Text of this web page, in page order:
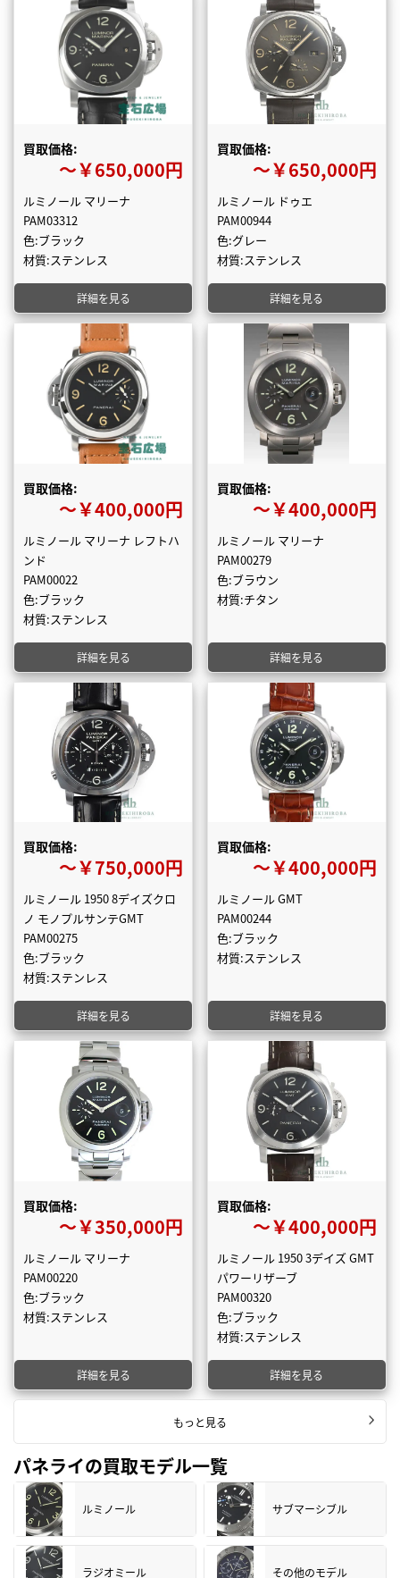
買取価格:
〜￥650,000円
ルミノール マリーナ
PAM03312
色:ブラック
材質:ステンレス
詳細を見る
買取価格:
〜￥650,000円
ルミノール ドゥエ
PAM00944
色:グレー
材質:ステンレス
詳細を見る
買取価格:
〜￥400,000円
ルミノール マリーナ レフトハ
ンド
PAM00022
色:ブラック
材質:ステンレス
詳細を見る
買取価格:
〜￥400,000円
ルミノール マリーナ
PAM00279
色:ブラウン
材質:チタン
詳細を見る
買取価格:
〜￥750,000円
ルミノール 1950 8デイズクロ
ノ モノプルサンテGMT
PAM00275
色:ブラック
材質:ステンレス
詳細を見る
買取価格:
〜￥400,000円
ルミノール GMT
PAM00244
色:ブラック
材質:ステンレス
詳細を見る
買取価格:
〜￥350,000円
ルミノール マリーナ
PAM00220
色:ブラック
材質:ステンレス
詳細を見る
買取価格:
〜￥400,000円
ルミノール 1950 3デイズ GMT
パワーリザーブ
PAM00320
色:ブラック
材質:ステンレス
詳細を見る
もっと見る
パネライの買取モデル一覧
ルミノール サブマーシブル
ラジオミール その他のモデル